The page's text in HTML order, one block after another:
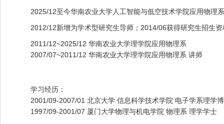
2025/12至今华南农业大学人工智能与低空技术学院应用物理系
2012/12新增为学术型研究生导师；2014/06获得研究生招生资
2011/12~2025/12 华南农业大学理学院应用物理系
2007/07~2011/12 华南农业大学理学院应用物理系 讲师
学习经历：
2001/09-2007/01 北京大学 信息科学技术学院 电子学系理学
1997/09-2001/07 厦门大学物理与机电学院 物理系 理学学士